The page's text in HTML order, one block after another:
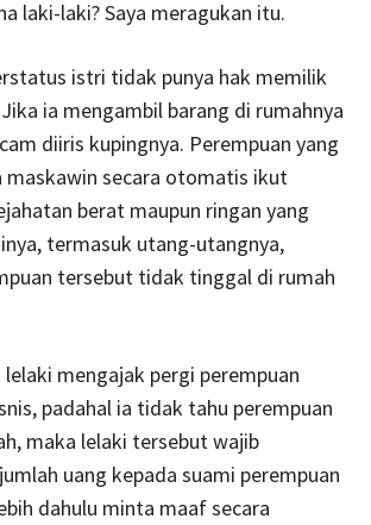
laki-laki? Saya meragukan itu.
istri tidak punya hak memilik
ia mengambil barang di rumahnya
diiris kupingnya. Perempuan yang
maskawin secara otomatis ikut
berat maupun ringan yang
termasuk utang-utangnya,
tersebut tidak tinggal di rumah
lelaki mengajak pergi perempuan
padahal ia tidak tahu perempuan
maka lelaki tersebut wajib
uang kepada suami perempuan
dahulu minta maaf secara